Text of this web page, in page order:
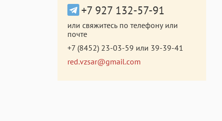
+7 927 132-57-91
или свяжитесь по телефону или
почте
+7 (8452) 23-03-59 или 39-39-41
red.vzsar@gmail.com